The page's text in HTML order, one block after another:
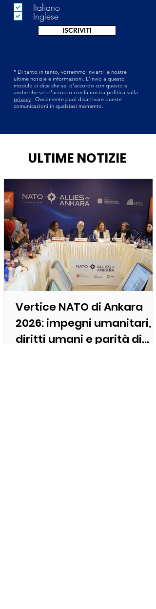
Italiano
Inglese
ISCRIVITI
* Di tanto in tanto, vorremmo inviarti le nostre
ultime notizie e informazioni. L'invio a questo
modulo ci dice che sei d'accordo con questo e
anche che sei d'accordo con la nostra politica sulla
privacy . Ovviamente puoi disattivare queste
comunicazioni in qualsiasi momento.
ULTIME NOTIZIE
Vertice NATO di Ankara
2026: impegni umanitari,
diritti umani e parità di